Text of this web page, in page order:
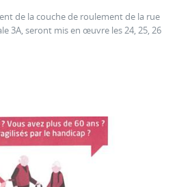
de la couche de roulement de la rue
3A, seront mis en œuvre les 24, 25, 26